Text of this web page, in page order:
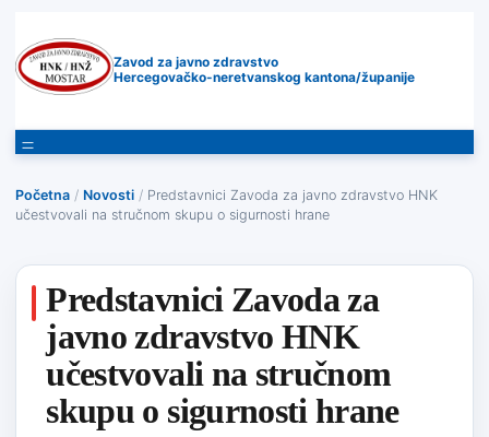
Zavod za javno zdravstvo
Hercegovačko-neretvanskog kantona/županije
Početna / Novosti / Predstavnici Zavoda za javno zdravstvo HNK
učestvovali na stručnom skupu o sigurnosti hrane
Predstavnici Zavoda za
javno zdravstvo HNK
učestvovali na stručnom
skupu o sigurnosti hrane